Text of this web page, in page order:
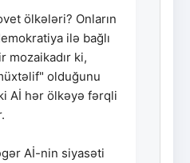
ölkələri? Onların
ilə bağlı
mozaikadır ki,
olduğunu
Aİ hər ölkəyə fərqli
Aİ-nin siyasəti